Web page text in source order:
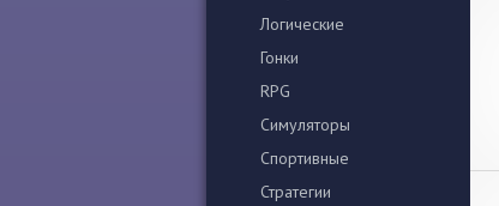
Логические
Гонки
RPG
Симуляторы
Спортивные
Стратегии